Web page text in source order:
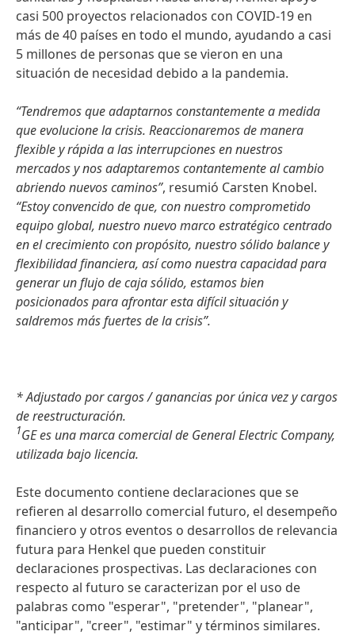
casi 500 proyectos relacionados con COVID-19 en
más de 40 países en todo el mundo, ayudando a casi
5 millones de personas que se vieron en una
situación de necesidad debido a la pandemia.
“Tendremos que adaptarnos constantemente a medida
que evolucione la crisis. Reaccionaremos de manera
flexible y rápida a las interrupciones en nuestros
mercados y nos adaptaremos contantemente al cambio
abriendo nuevos caminos”, resumió Carsten Knobel.
“Estoy convencido de que, con nuestro comprometido
equipo global, nuestro nuevo marco estratégico centrado
en el crecimiento con propósito, nuestro sólido balance y
flexibilidad financiera, así como nuestra capacidad para
generar un flujo de caja sólido, estamos bien
posicionados para afrontar esta difícil situación y
saldremos más fuertes de la crisis”.
* Adjustado por cargos / ganancias por única vez y cargos
de reestructuración.
1GE es una marca comercial de General Electric Company,
utilizada bajo licencia.
Este documento contiene declaraciones que se
refieren al desarrollo comercial futuro, el desempeño
financiero y otros eventos o desarrollos de relevancia
futura para Henkel que pueden constituir
declaraciones prospectivas. Las declaraciones con
respecto al futuro se caracterizan por el uso de
palabras como "esperar", "pretender", "planear",
"anticipar", "creer", "estimar" y términos similares.